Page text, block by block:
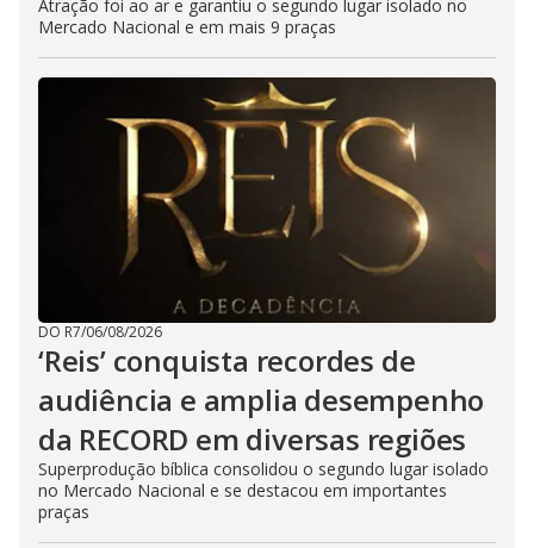
Atração foi ao ar e garantiu o segundo lugar isolado no
Mercado Nacional e em mais 9 praças
DO R7/06/08/2026
‘Reis’ conquista recordes de
audiência e amplia desempenho
da RECORD em diversas regiões
Superprodução bíblica consolidou o segundo lugar isolado
no Mercado Nacional e se destacou em importantes
praças